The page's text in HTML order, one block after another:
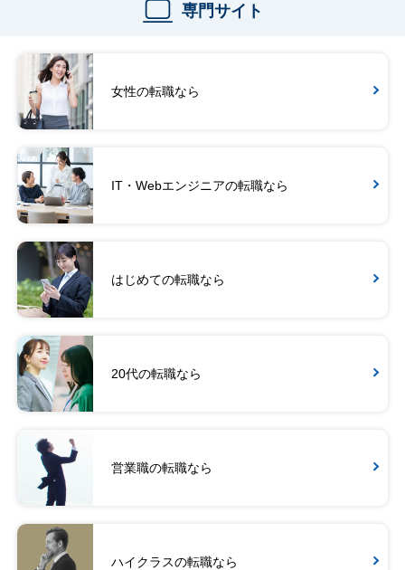
専門サイト
女性の転職なら
IT・Webエンジニアの転職なら
はじめての転職なら
20代の転職なら
営業職の転職なら
ハイクラスの転職なら